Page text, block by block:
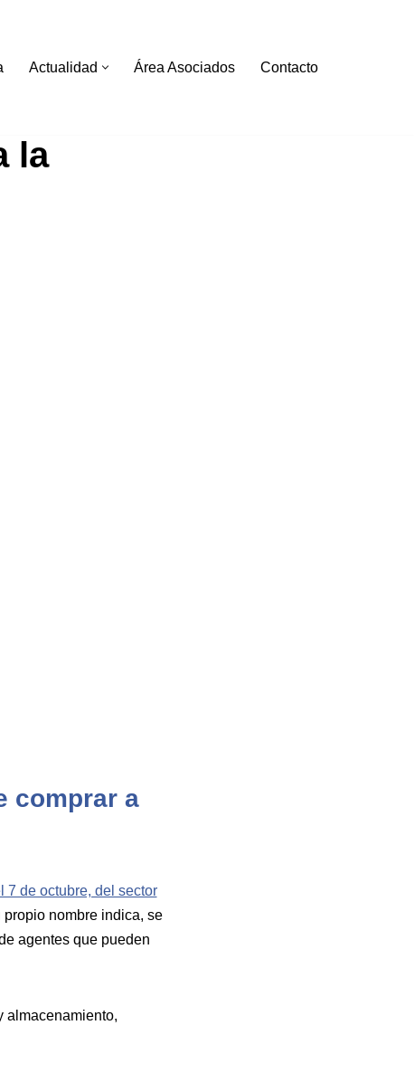
Actualidad Área Asociados Contacto
la
comprar a
7 de octubre, del sector
nombre indica, se
agentes que pueden
almacenamiento,